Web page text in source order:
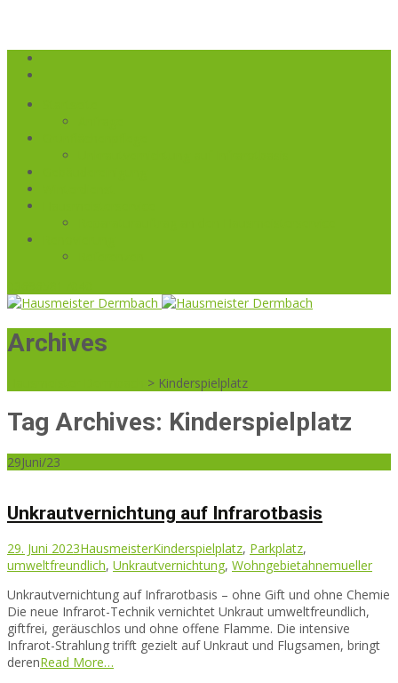
Archives
> Kinderspielplatz
Tag Archives: Kinderspielplatz
29Juni/23
Unkrautvernichtung auf Infrarotbasis
29. Juni 2023HausmeisterKinderspielplatz, Parkplatz,
umweltfreundlich, Unkrautvernichtung, Wohngebietahnemueller
Unkrautvernichtung auf Infrarotbasis – ohne Gift und ohne Chemie
Die neue Infrarot-Technik vernichtet Unkraut umweltfreundlich,
giftfrei, geräuschlos und ohne offene Flamme. Die intensive
Infrarot-Strahlung trifft gezielt auf Unkraut und Flugsamen, bringt
derenRead More…